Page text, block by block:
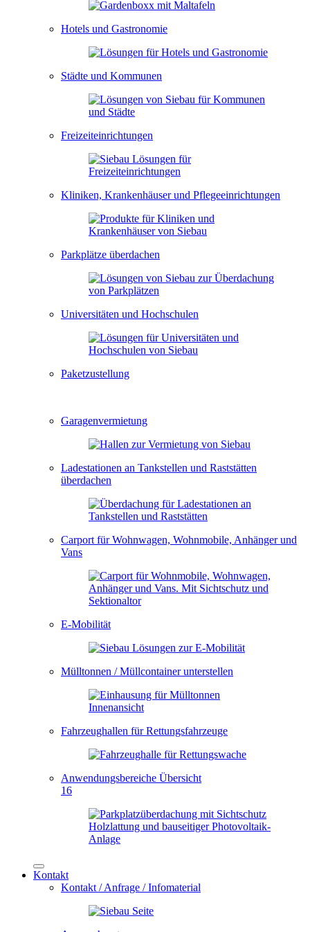
Hotels und Gastronomie
Städte und Kommunen
Freizeiteinrichtungen
Kliniken, Krankenhäuser und Pflegeeinrichtungen
Parkplätze überdachen
Universitäten und Hochschulen
Paketzustellung
Garagenvermietung
Ladestationen an Tankstellen und Raststätten
überdachen
Carport für Wohnwagen, Wohnmobile, Anhänger und
Vans
E-Mobilität
Mülltonnen / Müllcontainer unterstellen
Fahrzeughallen für Rettungsfahrzeuge
Anwendungsbereiche Übersicht
16
Kontakt
Kontakt / Anfrage / Infomaterial